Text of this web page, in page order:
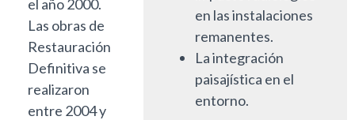
el año 2000.
Las obras de
Restauración
Definitiva se
realizaron
entre 2004 y
en las instalaciones
remanentes.
La integración
paisajística en el
entorno.